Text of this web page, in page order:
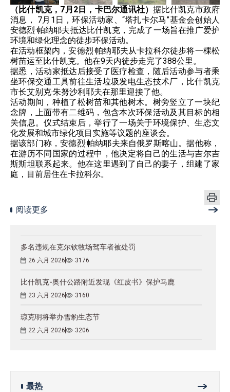
（比什凯克，7月2日，卡巴尔通讯社）据比什凯克市政府
消息， 7月1日，环保活动家、“塔扎卡尔马”基金会创始人
安德烈·帕纳耶夫抵达比什凯克，完成了一场旨在推广爱护
环境和绿化理念的徒步环保活动。
在活动框架内，安德烈·帕纳耶夫从卡拉科尔徒步将一棵松
树苗运至比什凯克。他在9天内徒步走完了388公里。
据悉，活动家抵达后接受了医疗检查，随后活动参与者乘
坐环保交通工具前往生活垃圾发电生态技术厂，比什凯克
市长艾别克·朱努沙利耶夫在那里迎接了他。
活动期间，种植了松树苗和其他树木。树旁竖立了一块纪
念牌，上面带有二维码，包含本次环保活动及其目标的相
关信息。仪式结束后，举行了一场关于环境保护、生态文
化发展和城市绿化项目实施等议题的座谈会。
据该部门称，安德烈·帕纳耶夫来自俄罗斯喀山。据他称，
在游历不同国家的过程中，他决定将自己的生活与吉尔吉
斯斯坦联系起来。他在这里遇到了自己的妻子，组建了家
庭，目前居住在卡拉科尔。
阅读更多
多名违规在克尔钦牧场驾车者被处罚
26 六月 2026 3176
比什凯克-奥什公路附近发现《红皮书》保护马鹿
23 六月 2026 3160
琼克明将举办雪豹生态节
22 六月 2026 3206
最热